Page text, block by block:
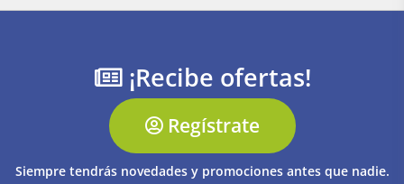
¡Recibe ofertas!
Regístrate
Siempre tendrás novedades y promociones antes que nadie.